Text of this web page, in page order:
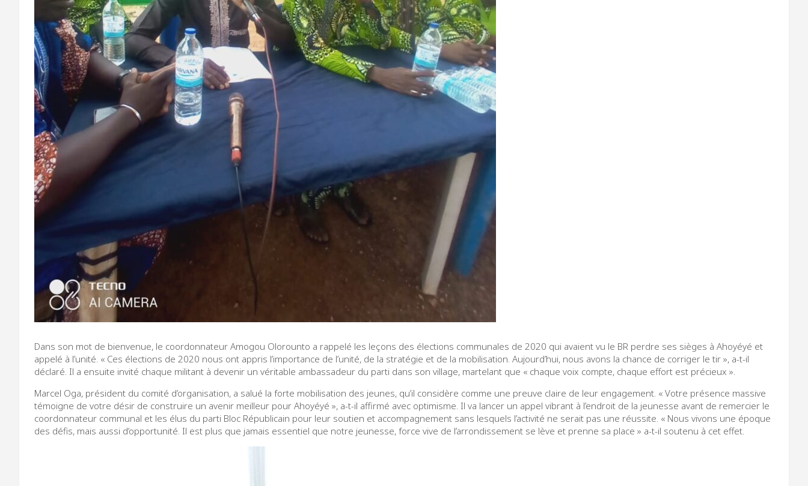
Dans son mot de bienvenue, le coordonnateur Amogou Olorounto a rappelé les leçons des élections communales de 2020 qui avaient vu le BR perdre ses sièges à Ahoyéyé et
appelé à l’unité. « Ces élections de 2020 nous ont appris l’importance de l’unité, de la stratégie et de la mobilisation. Aujourd’hui, nous avons la chance de corriger le tir », a-t-il
déclaré. Il a ensuite invité chaque militant à devenir un véritable ambassadeur du parti dans son village, martelant que « chaque voix compte, chaque effort est précieux ».
Marcel Oga, président du comité d’organisation, a salué la forte mobilisation des jeunes, qu’il considère comme une preuve claire de leur engagement. « Votre présence massive
témoigne de votre désir de construire un avenir meilleur pour Ahoyéyé », a-t-il affirmé avec optimisme. Il va lancer un appel vibrant à l’endroit de la jeunesse avant de remercier le
coordonnateur communal et les élus du parti Bloc Républicain pour leur soutien et accompagnement sans lesquels l’activité ne serait pas une réussite. « Nous vivons une époque
des défis, mais aussi d’opportunité. Il est plus que jamais essentiel que notre jeunesse, force vive de l’arrondissement se lève et prenne sa place » a-t-il soutenu à cet effet.